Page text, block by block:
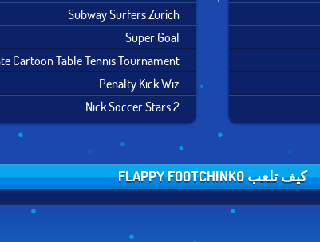
Subway Surfers Zurich
Super Goal
Cartoon Table Tennis Tournament
Penalty Kick Wiz
Nick Soccer Stars 2
كيف تلعب FLAPPY FOOTCHINKO